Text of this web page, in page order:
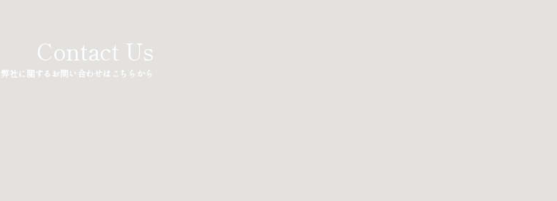
Contact Us
弊社に関するお問い合わせはこちらから